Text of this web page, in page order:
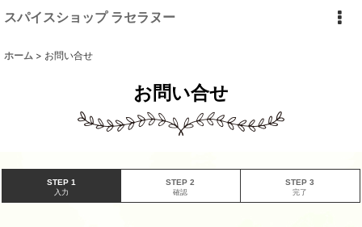
スパイスショップ ラセラヌー
ホーム > お問い合せ
お問い合せ
STEP 1
入力
STEP 2
確認
STEP 3
完了